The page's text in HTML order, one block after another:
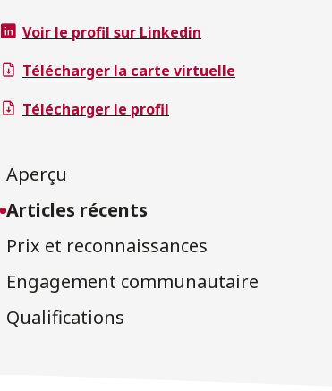
Voir le profil sur Linkedin
Télécharger la carte virtuelle
Télécharger le profil
Aperçu
Articles récents
Prix et reconnaissances
Engagement communautaire
Qualifications